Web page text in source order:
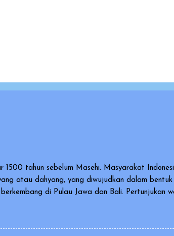
tahun sebelum Masehi. Masyarakat
atau dahyang, yang diwujudkan dalam
di Pulau Jawa dan Bali. Pertunjukan
Heritage of Humanity). Ada versi wayang yang
dan ada pula wayang yang berupa sekumpulan